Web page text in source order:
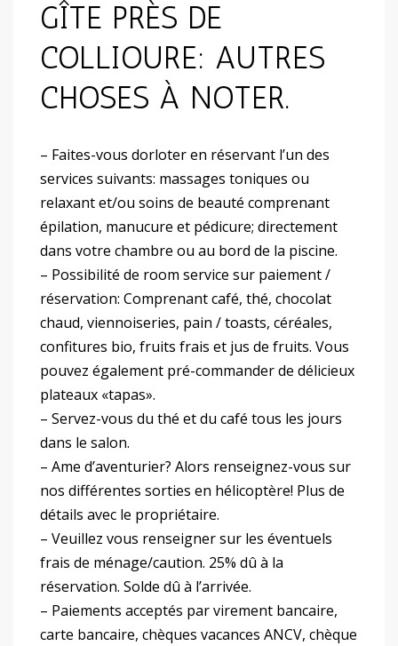
GÎTE PRÈS DE
COLLIOURE: AUTRES
CHOSES À NOTER.
– Faites-vous dorloter en réservant l’un des
services suivants: massages toniques ou
relaxant et/ou soins de beauté comprenant
épilation, manucure et pédicure; directement
dans votre chambre ou au bord de la piscine.
– Possibilité de room service sur paiement /
réservation: Comprenant café, thé, chocolat
chaud, viennoiseries, pain / toasts, céréales,
confitures bio, fruits frais et jus de fruits. Vous
pouvez également pré-commander de délicieux
plateaux «tapas».
– Servez-vous du thé et du café tous les jours
dans le salon.
– Ame d’aventurier? Alors renseignez-vous sur
nos différentes sorties en hélicoptère! Plus de
détails avec le propriétaire.
– Veuillez vous renseigner sur les éventuels
frais de ménage/caution. 25% dû à la
réservation. Solde dû à l’arrivée.
– Paiements acceptés par virement bancaire,
carte bancaire, chèques vacances ANCV, chèque